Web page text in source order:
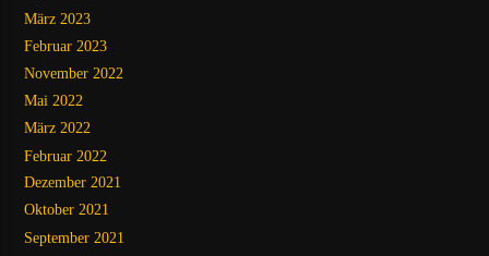
März 2023
Februar 2023
November 2022
Mai 2022
März 2022
Februar 2022
Dezember 2021
Oktober 2021
September 2021